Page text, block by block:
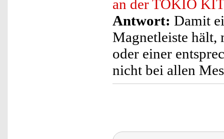
an der TOKIO
Antwort: Damit
Magnetleiste hält,
oder einer
nicht bei allen